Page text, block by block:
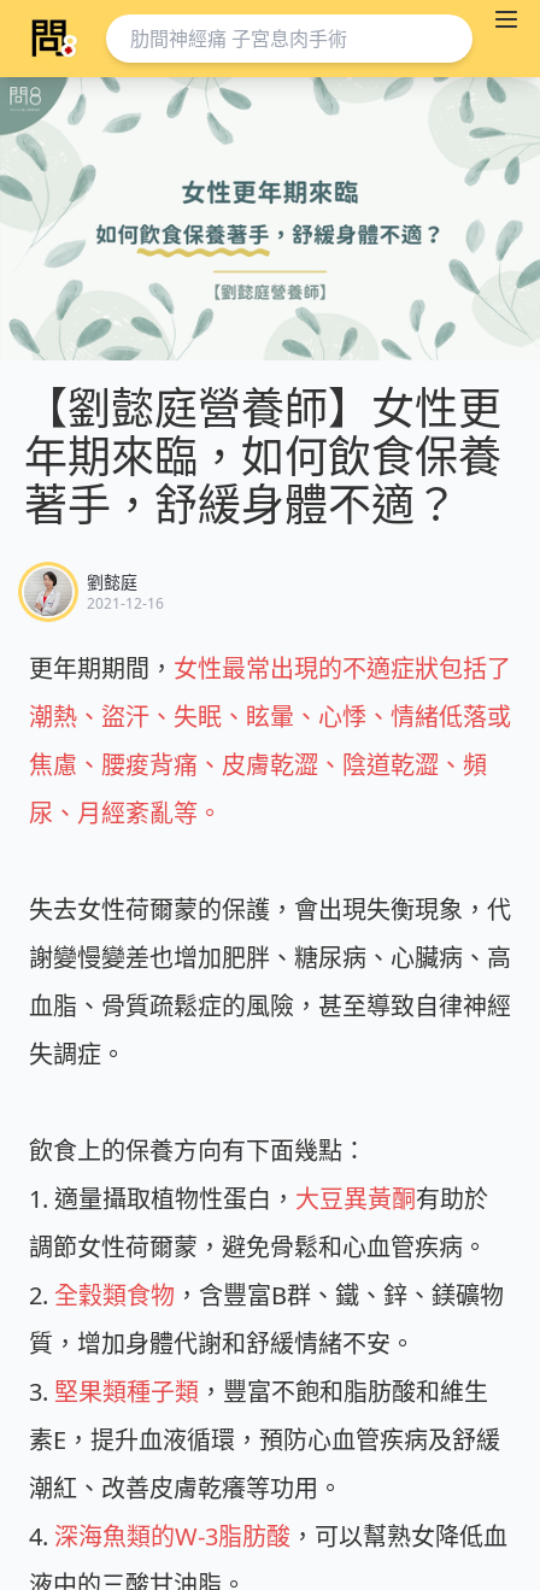
【劉懿庭營養師】女性更
年期來臨，如何飲食保養
著手，舒緩身體不適？
劉懿庭
2021-12-16
更年期期間， 女性最常出現的不適症狀包括了
潮熱、盜汗、失眠、眩暈、心悸、情緒低落或
焦慮、腰痠背痛、皮膚乾澀、陰道乾澀、頻
尿、月經紊亂等。
失去女性荷爾蒙的保護，會出現失衡現象，代
謝變慢變差也增加肥胖、糖尿病、心臟病、高
血脂、骨質疏鬆症的風險，甚至導致自律神經
失調症。
飲食上的保養方向有下面幾點：
1. 適量攝取植物性蛋白， 大豆異黃酮有助於
調節女性荷爾蒙，避免骨鬆和心血管疾病。
2. 全穀類食物 ，含豐富B群、鐵、鋅、鎂礦物
質，增加身體代謝和舒緩情緒不安。
3. 堅果類種子類 ，豐富不飽和脂肪酸和維生
素E，提升血液循環，預防心血管疾病及舒緩
潮紅、改善皮膚乾癢等功用。
4. 深海魚類的W-3脂肪酸 ，可以幫熟女降低血